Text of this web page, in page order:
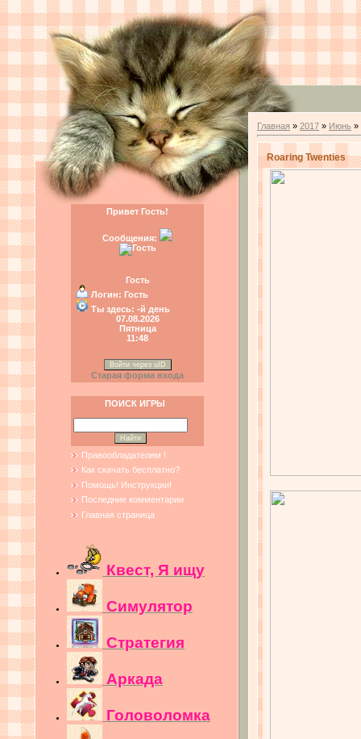
Привет Гость!
Сообщения:
Гость
Логин: Гость
Ты здесь: -й день
07.08.2026
Пятница
11:48
Войти через uID
Старая форма входа
ПОИСК ИГРЫ
Правообладателям !
Как скачать бесплатно?
Помощь! Инструкции!
Последние комментарии
Главная страница
Квест, Я ищу
Симулятор
Стратегия
Аркада
Головоломка
Главная » 2017 » Июнь »
Roaring Twenties